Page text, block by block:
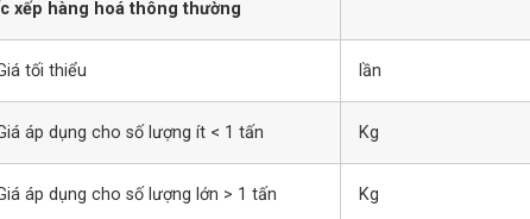
xếp hàng hoá thông thường
tối thiểu lần
áp dụng cho số lượng ít < 1 tấn Kg
áp dụng cho số lượng lớn > 1 tấn Kg